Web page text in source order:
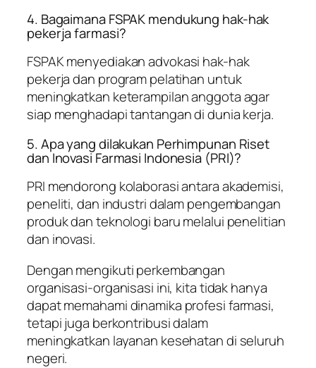
4. Bagaimana FSPAK mendukung hak-hak
pekerja farmasi?
FSPAK menyediakan advokasi hak-hak
pekerja dan program pelatihan untuk
meningkatkan keterampilan anggota agar
siap menghadapi tantangan di dunia kerja.
5. Apa yang dilakukan Perhimpunan Riset
dan Inovasi Farmasi Indonesia (PRI)?
PRI mendorong kolaborasi antara akademisi,
peneliti, dan industri dalam pengembangan
produk dan teknologi baru melalui penelitian
dan inovasi.
Dengan mengikuti perkembangan
organisasi-organisasi ini, kita tidak hanya
dapat memahami dinamika profesi farmasi,
tetapi juga berkontribusi dalam
meningkatkan layanan kesehatan di seluruh
negeri.